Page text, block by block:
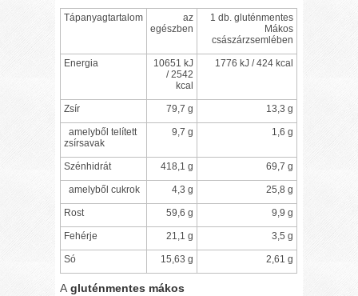
Tápanyagtartalom
az
egészben
1 db. gluténmentes
Mákos
császárzsemlében
Energia
10651 kJ
/ 2542
kcal
1776 kJ / 424 kcal
Zsír 79,7 g 13,3 g
amelyből telített
zsírsavak
9,7 g 1,6 g
Szénhidrát 418,1 g 69,7 g
amelyből cukrok 4,3 g 25,8 g
Rost 59,6 g 9,9 g
Fehérje 21,1 g 3,5 g
Só 15,63 g 2,61 g
A gluténmentes mákos